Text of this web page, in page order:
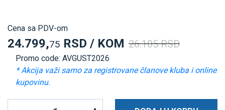
Cena sa PDV-om
24.799,75 RSD / KOM 26.105 RSD
Promo code: AVGUST2026
* Akcija važi samo za registrovane članove kluba i online
kupovinu.